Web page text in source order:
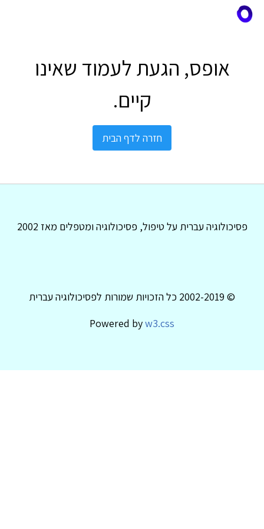
אופס, הגעת לעמוד שאינו
קיים.
חזרה לדף הבית
פסיכולוגיה עברית על טיפול, פסיכולוגיה ומטפלים מאז 2002
© 2002-2019 כל הזכויות שמורות לפסיכולוגיה עברית
Powered byw3.css